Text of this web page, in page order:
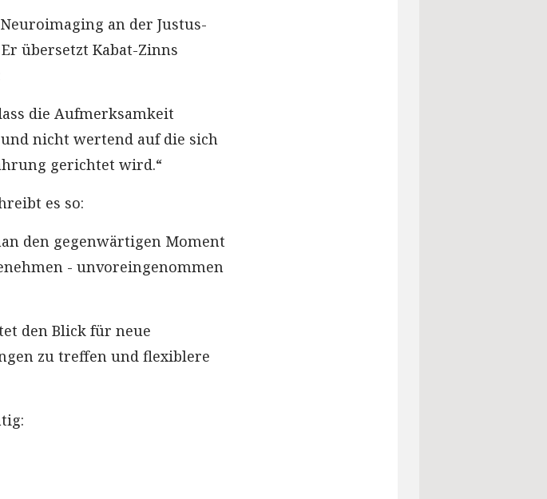
an der Justus-
übersetzt Kabat-Zinns
die Aufmerksamkeit
nicht wertend auf die sich
gerichtet wird.“
es so:
den gegenwärtigen Moment
- unvoreingenommen
den Blick für neue
zu treffen und flexiblere